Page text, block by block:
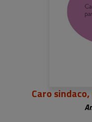
Caro